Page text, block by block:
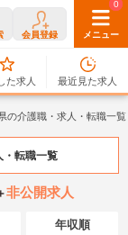
会員登録 メニュー
0
た求人
0
最近見た求人
の介護職・求人・転職一覧
・転職一覧
非公開求人
年収順